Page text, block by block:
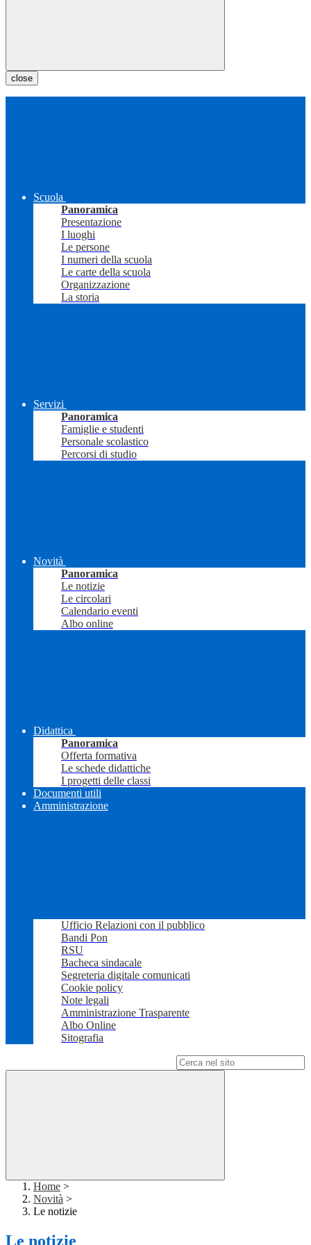
close
Scuola
Panoramica
Presentazione
I luoghi
Le persone
I numeri della scuola
Le carte della scuola
Organizzazione
La storia
Servizi
Panoramica
Famiglie e studenti
Personale scolastico
Percorsi di studio
Novità
Panoramica
Le notizie
Le circolari
Calendario eventi
Albo online
Didattica
Panoramica
Offerta formativa
Le schede didattiche
I progetti delle classi
Documenti utili
Amministrazione
Ufficio Relazioni con il pubblico
Bandi Pon
RSU
Bacheca sindacale
Segreteria digitale comunicati
Cookie policy
Note legali
Amministrazione Trasparente
Albo Online
Sitografia
Home >
Novità >
Le notizie
Le notizie